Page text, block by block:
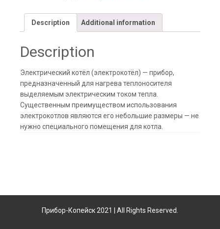
Description Additional information
Description
Электрический котёл (электрокотёл) — прибор,
предназначенный для нагрева теплоносителя
выделяемым электрическим током тепла.
Существенным преимуществом использования
электрокотлов являются его небольшие размеры — не
нужно специального помещения для котла.
Прибор-Копейск 2021 | All Rights Reserved.